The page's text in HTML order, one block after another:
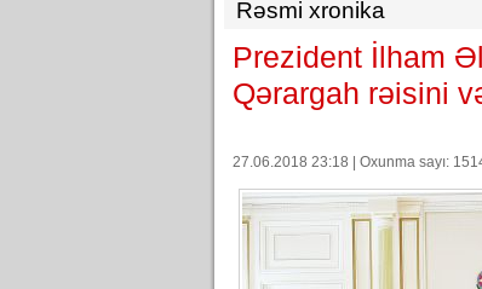
Rəsmi xronika
Prezident İlham
Qərargah rəisini
27.06.2018 23:18 | Oxunma sayı: